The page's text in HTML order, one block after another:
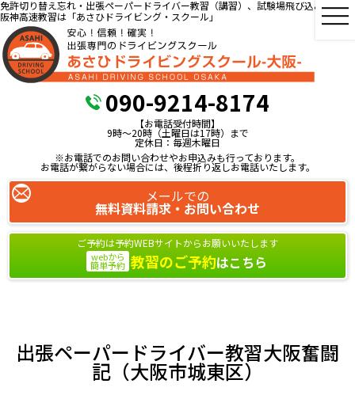
免許切り替え忘れ・出張ペーパードライバー教習（講習）、試験場飛び込み教習、
阪神高速教習は「あさひドライビング・スクール」
090-9214-8174
【お電話受付時間】
9時～20時（土曜日は17時）まで
定休日：毎週木曜日
※お電話でのお問い合わせやお申込みも行っております。
お電話が繋がらない場合には、後程折り返しお電話いたします。
メールでの
無料資料請求・お問い合わせ
ご予約は予約WEBサイトからお願いいたします
webから
簡単予約 教習のご予約はこちら
出張ペーパードライバー教習大阪奮闘
記（大阪市城東区）